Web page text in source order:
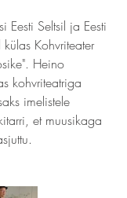
Eesti Seltsil ja Eesti
Kohvriteater
Heino
kohvriteatriga
imelistele
et muusikaga